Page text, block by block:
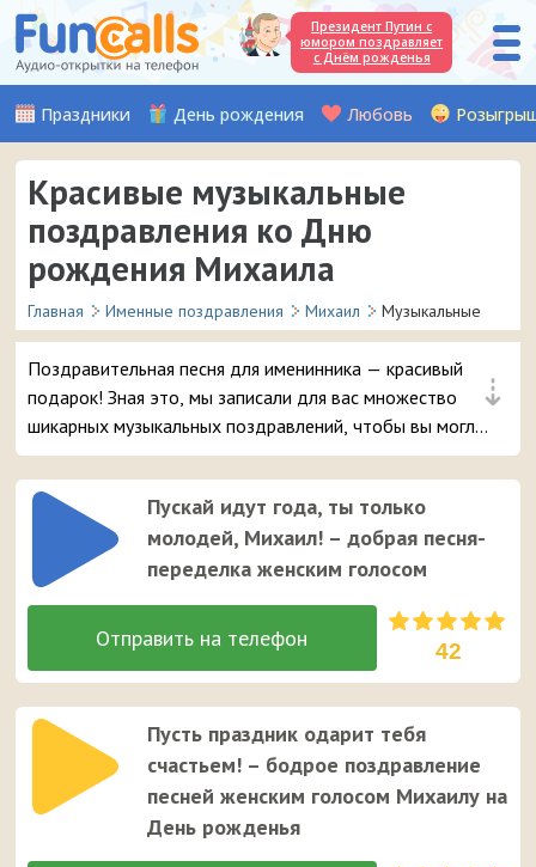
Президент Путин с
юмором поздравляет
с Днём рожденья
Праздники День рождения Любовь
Красивые музыкальные
поздравления ко Дню
рождения Михаила
Главная Именные поздравления Михаил Музыкальные
⇣
Поздравительная песня для именинника — красивый
подарок! Зная это, мы записали для вас множество
шикарных музыкальных поздравлений, чтобы вы могли
удивить и порадовать вашего друга или знакомого с
именем Михаил в день его рождения.
Пускай идут года, ты только
молодей, Михаил! – добрая песня-
переделка женским голосом
42
Пусть праздник одарит тебя
счастьем! – бодрое поздравление
песней женским голосом Михаилу на
День рожденья